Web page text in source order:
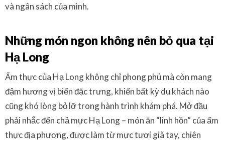
và ngân sách của mình.
Những món ngon không nên bỏ qua tại
Hạ Long
Ẩm thực của Hạ Long không chỉ phong phú mà còn mang
đậm hương vị biển đặc trưng, khiến bất kỳ du khách nào
cũng khó lòng bỏ lỡ trong hành trình khám phá. Mở đầu
phải nhắc đến chả mực Hạ Long – món ăn “linh hồn” của ẩm
thực địa phương, được làm từ mực tươi giã tay, chiên